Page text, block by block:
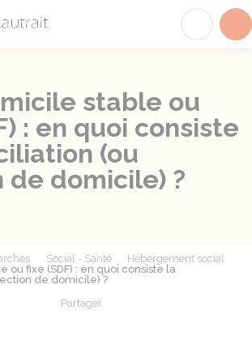
stable ou
: en quoi consiste
(ou
domicile) ?
Social - Santé
Hébergement social
ou fixe (SDF) : en quoi consiste la
de domicile) ?
Partager